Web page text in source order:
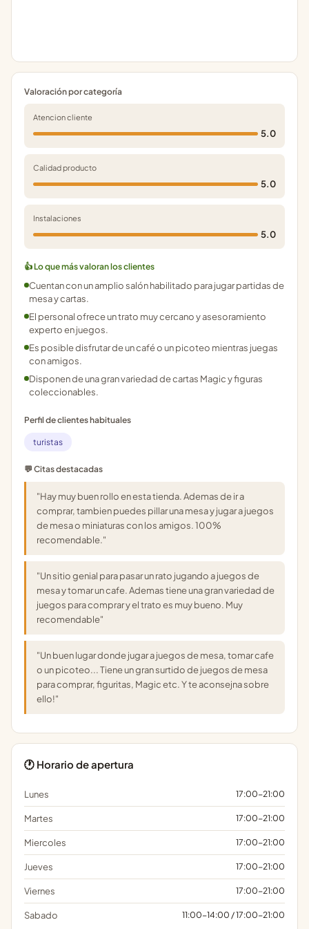
Valoración por categoría
Atencion cliente
5.0
Calidad producto
5.0
Instalaciones
5.0
👍 Lo que más valoran los clientes
Cuentan con un amplio salón habilitado para jugar partidas de
mesa y cartas.
El personal ofrece un trato muy cercano y asesoramiento
experto en juegos.
Es posible disfrutar de un café o un picoteo mientras juegas
con amigos.
Disponen de una gran variedad de cartas Magic y figuras
coleccionables.
Perfil de clientes habituales
turistas
💬 Citas destacadas
"Hay muy buen rollo en esta tienda. Ademas de ir a
comprar, tambien puedes pillar una mesa y jugar a juegos
de mesa o miniaturas con los amigos. 100%
recomendable."
"Un sitio genial para pasar un rato jugando a juegos de
mesa y tomar un cafe. Ademas tiene una gran variedad de
juegos para comprar y el trato es muy bueno. Muy
recomendable"
"Un buen lugar donde jugar a juegos de mesa, tomar cafe
o un picoteo... Tiene un gran surtido de juegos de mesa
para comprar, figuritas, Magic etc. Y te aconsejna sobre
ello!"
🕐 Horario de apertura
Lunes 17:00-21:00
Martes 17:00-21:00
Miercoles 17:00-21:00
Jueves 17:00-21:00
Viernes 17:00-21:00
Sabado 11:00-14:00 / 17:00-21:00